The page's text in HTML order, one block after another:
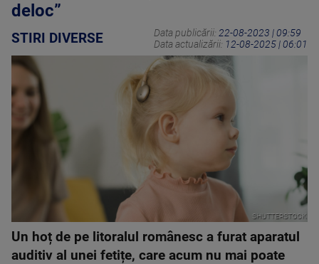
deloc”
STIRI DIVERSE Data publicării: 22-08-2023 | 09:59
Data actualizării: 12-08-2025 | 06:01
SHUTTERSTOCK
Un hoț de pe litoralul românesc a furat aparatul
auditiv al unei fetițe, care acum nu mai poate